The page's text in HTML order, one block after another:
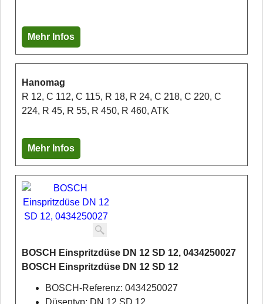
Mehr Infos
Hanomag
R 12, C 112, C 115, R 18, R 24, C 218, C 220, C
224, R 45, R 55, R 450, R 460, ATK
Mehr Infos
BOSCH Einspritzdüse DN 12 SD 12, 0434250027
BOSCH Einspritzdüse DN 12 SD 12
BOSCH-Referenz: 0434250027
Düsentyp: DN 12 SD 12